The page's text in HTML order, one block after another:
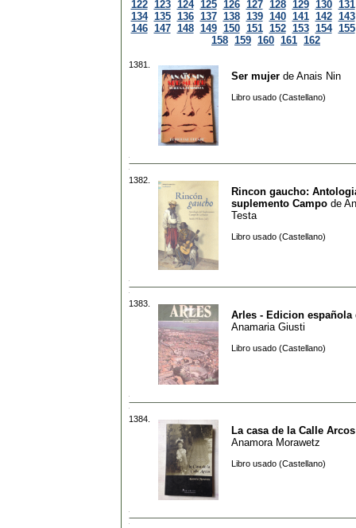
122 123 124 125 126 127 128 129 130 131
134 135 136 137 138 139 140 141 142 143
146 147 148 149 150 151 152 153 154 155
158 159 160 161 162
1381.
Ser mujer de Anais Nin
Libro usado (Castellano)
1382.
Rincon gaucho:
suplemento Campo de
Testa
Libro usado (Castellano)
1383.
Arles - Edicion española
Anamaria Giusti
Libro usado (Castellano)
1384.
La casa de la Calle Arcos
Anamora Morawetz
Libro usado (Castellano)